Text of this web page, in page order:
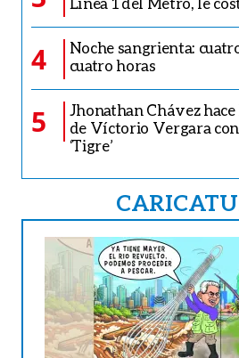
4
Noche sangrienta:
cuatro horas
5
Jhonathan Chávez
de Víctorio Vergara
‘Tigre’